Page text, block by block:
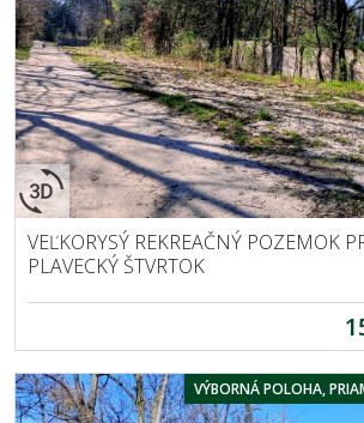
VEĽKORYSÝ REKREAČNÝ POZEMOK
PLAVECKÝ ŠTVRTOK
VÝBORNÁ POLOHA,